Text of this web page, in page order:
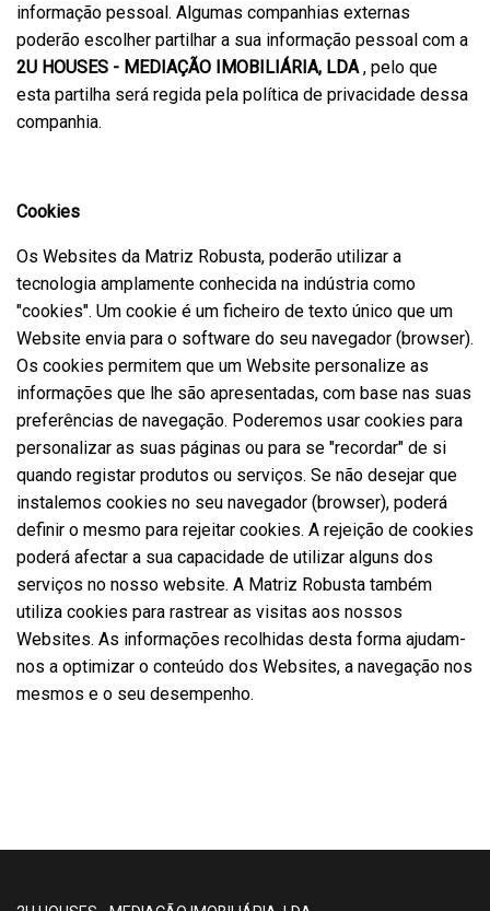
informação pessoal. Algumas companhias externas
poderão escolher partilhar a sua informação pessoal com a
2U HOUSES - MEDIAÇÃO IMOBILIÁRIA, LDA , pelo que
esta partilha será regida pela política de privacidade dessa
companhia.
Cookies
Os Websites da Matriz Robusta, poderão utilizar a
tecnologia amplamente conhecida na indústria como
"cookies". Um cookie é um ficheiro de texto único que um
Website envia para o software do seu navegador (browser).
Os cookies permitem que um Website personalize as
informações que lhe são apresentadas, com base nas suas
preferências de navegação. Poderemos usar cookies para
personalizar as suas páginas ou para se "recordar" de si
quando registar produtos ou serviços. Se não desejar que
instalemos cookies no seu navegador (browser), poderá
definir o mesmo para rejeitar cookies. A rejeição de cookies
poderá afectar a sua capacidade de utilizar alguns dos
serviços no nosso website. A Matriz Robusta também
utiliza cookies para rastrear as visitas aos nossos
Websites. As informações recolhidas desta forma ajudam-
nos a optimizar o conteúdo dos Websites, a navegação nos
mesmos e o seu desempenho.